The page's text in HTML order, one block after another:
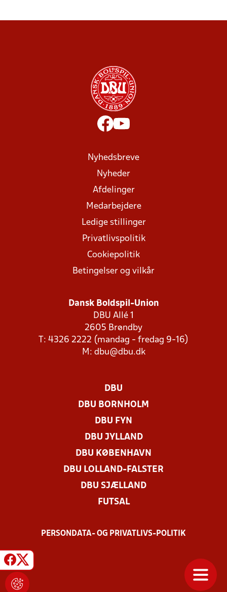
Nyhedsbreve
Nyheder
Afdelinger
Medarbejdere
Ledige stillinger
Privatlivspolitik
Cookiepolitik
Betingelser og vilkår
Dansk Boldspil-Union
DBU Allé 1
2605 Brøndby
T: 4326 2222 (mandag - fredag 9-16)
M: dbu@dbu.dk
DBU
DBU BORNHOLM
DBU FYN
DBU JYLLAND
DBU KØBENHAVN
DBU LOLLAND-FALSTER
DBU SJÆLLAND
FUTSAL
PERSONDATA- OG PRIVATLIVS-POLITIK